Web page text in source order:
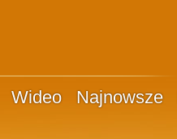
Wideo Najnowsze